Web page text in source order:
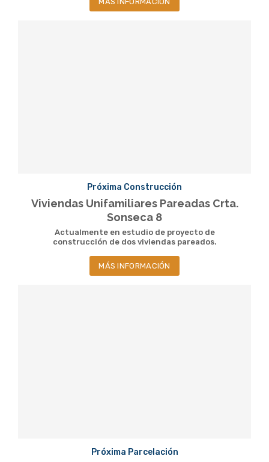
Próxima Construcción
Viviendas Unifamiliares Pareadas Crta.
Sonseca 8
Actualmente en estudio de proyecto de
construcción de dos viviendas pareados.
MÁS INFORMACIÓN
Próxima Parcelación